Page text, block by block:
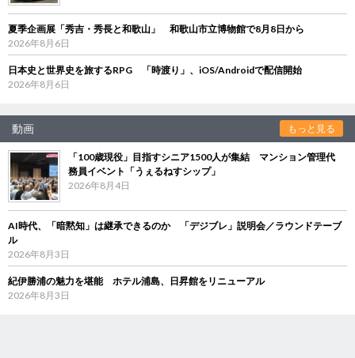
夏季企画展「秀吉・秀長と和歌山」 和歌山市立博物館で8月8日から
2026年8月6日
日本史と世界史を旅するRPG 「時渡り」、iOS/Androidで配信開始
2026年8月6日
動画 もっと見る
「100歳現役」目指すシニア1500人が集結 マンション管理代
務員イベント「うぇるねすシップ」
2026年8月4日
AI時代、「暗黙知」は継承できるのか 「デジブレ」説明会／ラウンドテーブ
ル
2026年8月3日
紀伊勝浦の魅力を堪能 ホテル浦島、日昇館をリニューアル
2026年8月3日